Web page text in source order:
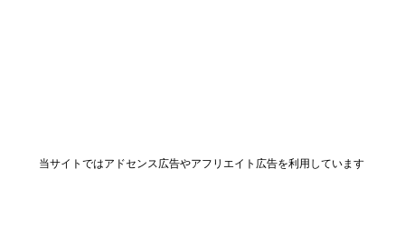
当サイトではアドセンス広告やアフリエイト広告を利用しています